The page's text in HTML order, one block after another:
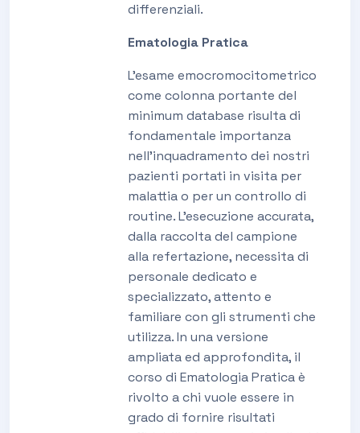
differenziali.
Ematologia Pratica
L’esame emocromocitometrico
come colonna portante del
minimum database risulta di
fondamentale importanza
nell’inquadramento dei nostri
pazienti portati in visita per
malattia o per un controllo di
routine. L’esecuzione accurata,
dalla raccolta del campione
alla refertazione, necessita di
personale dedicato e
specializzato, attento e
familiare con gli strumenti che
utilizza. In una versione
ampliata ed approfondita, il
corso di Ematologia Pratica è
rivolto a chi vuole essere in
grado di fornire risultati